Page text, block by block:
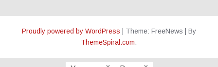
Proudly powered by WordPress Theme: FreeNews
By
ThemeSpiral.com.